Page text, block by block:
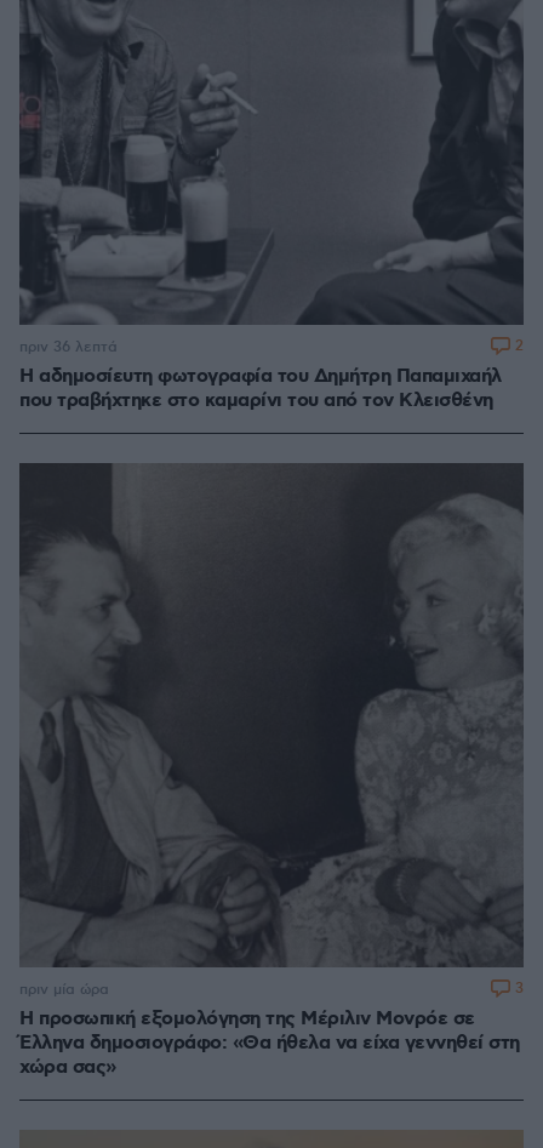
Η αδημοσίευτη φωτογραφία του Δημήτρη Παπαμιχαήλ
που τραβήχτηκε στο καμαρίνι του από τον Κλεισθένη
πριν 36 λεπτά 2
Η προσωπική εξομολόγηση της Μέριλιν Μονρόε σε
Έλληνα δημοσιογράφο: «Θα ήθελα να είχα γεννηθεί στη
χώρα σας»
πριν μία ώρα 3